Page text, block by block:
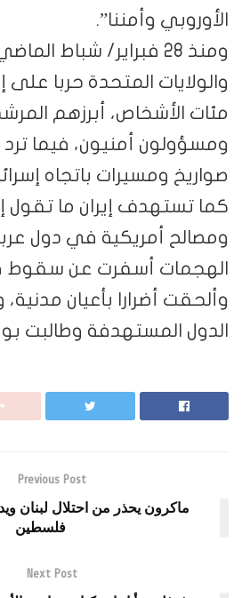
الأوروبي وأمننا”.
ومنذ 28 فبراير/ شباط
والولايات المتحدة حربا على
مئات الأشخاص، أبرزهم
ومسؤولون أمنيون، فيما ترد
صواريخ ومسيرات باتجاه
كما تستهدف إيران ما تقول
ومصالح أمريكية في دول
الهجمات أسفرت عن سقوط
وألحقت أضرارا بأعيان مدنية،
الدول المستهدفة وطالبت
Previous Post
ماكرون يحذر من احتلال لبنان
فلسطين
Next Post